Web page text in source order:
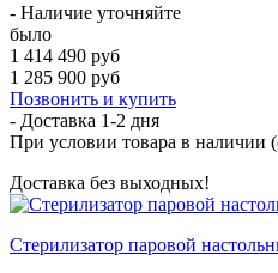
- Наличие уточняйте
было
1 414 490 руб
1 285 900 руб
Позвонить и купить
- Доставка 1-2 дня
При условии товара в наличии
Доставка без выходных!
Стерилизатор паровой